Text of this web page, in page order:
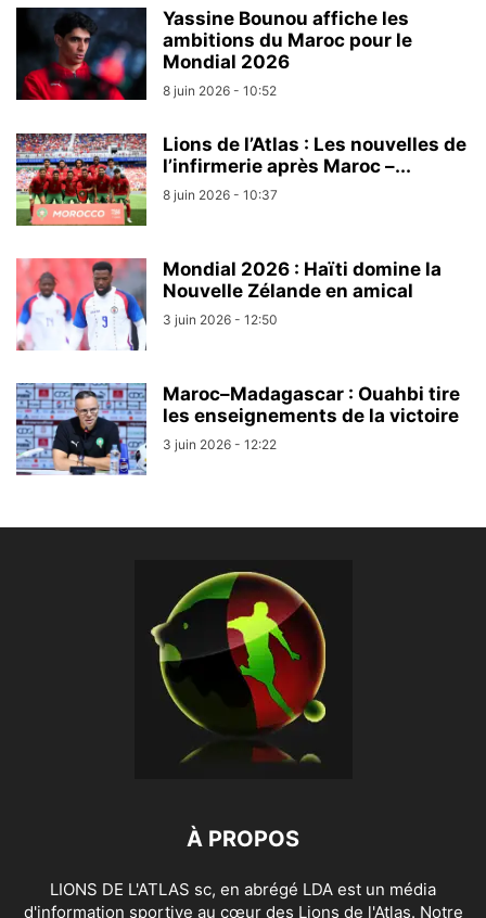
Yassine Bounou affiche les
ambitions du Maroc pour le
Mondial 2026
8 juin 2026 - 10:52
Lions de l’Atlas : Les nouvelles de
l’infirmerie après Maroc –...
8 juin 2026 - 10:37
Mondial 2026 : Haïti domine la
Nouvelle Zélande en amical
3 juin 2026 - 12:50
Maroc–Madagascar : Ouahbi tire
les enseignements de la victoire
3 juin 2026 - 12:22
À PROPOS
LIONS DE L'ATLAS sc, en abrégé LDA est un média
d'information sportive au cœur des Lions de l'Atlas. Notre